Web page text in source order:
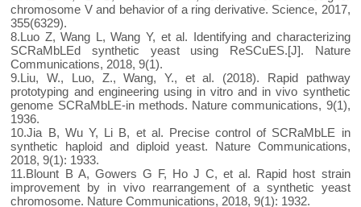
chromosome V and behavior of a ring derivative. Science, 2017,
355(6329).
8.Luo Z, Wang L, Wang Y, et al. Identifying and characterizing
SCRaMbLEd synthetic yeast using ReSCuES.[J]. Nature
Communications, 2018, 9(1).
9.Liu, W., Luo, Z., Wang, Y., et al. (2018). Rapid pathway
prototyping and engineering using in vitro and in vivo synthetic
genome SCRaMbLE-in methods. Nature communications, 9(1),
1936.
10.Jia B, Wu Y, Li B, et al. Precise control of SCRaMbLE in
synthetic haploid and diploid yeast. Nature Communications,
2018, 9(1): 1933.
11.Blount B A, Gowers G F, Ho J C, et al. Rapid host strain
improvement by in vivo rearrangement of a synthetic yeast
chromosome. Nature Communications, 2018, 9(1): 1932.